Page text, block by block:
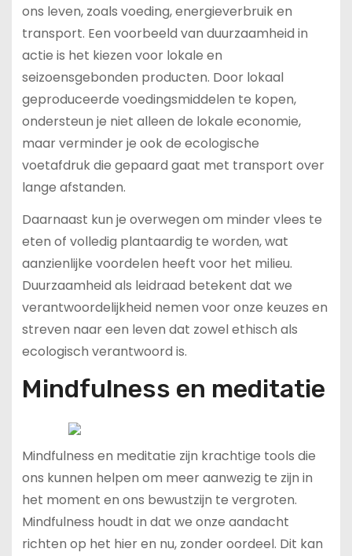
ons leven, zoals voeding, energieverbruik en
transport. Een voorbeeld van duurzaamheid in
actie is het kiezen voor lokale en
seizoensgebonden producten. Door lokaal
geproduceerde voedingsmiddelen te kopen,
ondersteun je niet alleen de lokale economie,
maar verminder je ook de ecologische
voetafdruk die gepaard gaat met transport over
lange afstanden.
Daarnaast kun je overwegen om minder vlees te
eten of volledig plantaardig te worden, wat
aanzienlijke voordelen heeft voor het milieu.
Duurzaamheid als leidraad betekent dat we
verantwoordelijkheid nemen voor onze keuzes en
streven naar een leven dat zowel ethisch als
ecologisch verantwoord is.
Mindfulness en meditatie
Mindfulness en meditatie zijn krachtige tools die
ons kunnen helpen om meer aanwezig te zijn in
het moment en ons bewustzijn te vergroten.
Mindfulness houdt in dat we onze aandacht
richten op het hier en nu, zonder oordeel. Dit kan